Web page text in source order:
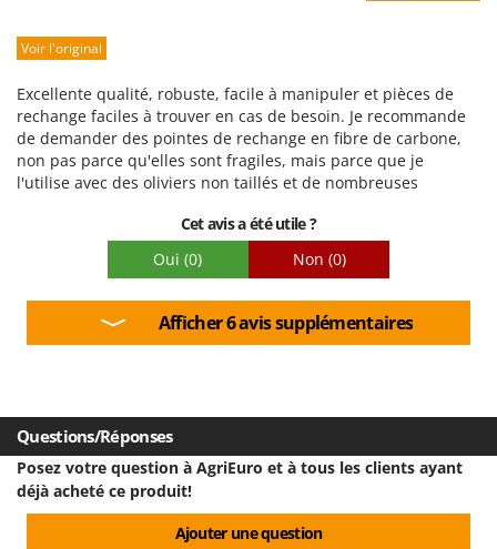
Prestations
Qualité / Prix
Facilité de montage
Emballage
Voir l'original
Excellente qualité, robuste, facile à manipuler et pièces de
rechange faciles à trouver en cas de besoin. Je recommande
de demander des pointes de rechange en fibre de carbone,
non pas parce qu'elles sont fragiles, mais parce que je
l'utilise avec des oliviers non taillés et de nombreuses
mais elle est très facile à remplacer.
Cet avis a été utile ?
Oui (0) Non (0)
Afficher 6 avis supplémentaires
Questions/Réponses
Posez votre question à AgriEuro et à tous les clients ayant
déjà acheté ce produit!
Ajouter une question